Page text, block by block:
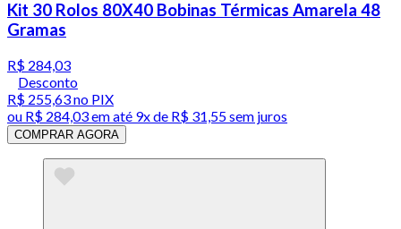
Kit 30 Rolos 80X40 Bobinas Térmicas Amarela 48
Gramas
R$ 284,03
Desconto
R$ 255,63no PIX
ou R$ 284,03em até 9x de R$ 31,55 sem juros
COMPRAR AGORA